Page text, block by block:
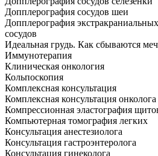
Допплерография сосудов шеи
Допплерография
сосудов
Идеальная грудь. Как сбываются
Иммунотерапия
Клиническая онкология
Кольпоскопия
Комплексная консультация
Комплексная консультация онколога
Компрессионная эластография
Компьютерная томография легких
Консультация анестезиолога
Консультация гастроэнтеролога
Консультация гинеколога